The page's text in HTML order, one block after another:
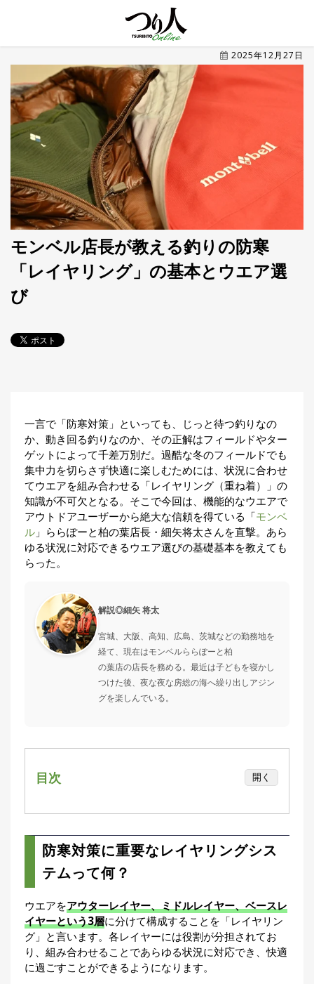
2025年12月27日
モンベル店長が教える釣りの防寒
「レイヤリング」の基本とウエア選
び
一言で「防寒対策」といっても、じっと待つ釣りなの
か、動き回る釣りなのか、その正解はフィールドやター
ゲットによって千差万別だ。過酷な冬のフィールドでも
集中力を切らさず快適に楽しむためには、状況に合わせ
てウエアを組み合わせる「レイヤリング（重ね着）」の
知識が不可欠となる。そこで今回は、機能的なウエアで
アウトドアユーザーから絶大な信頼を得ている「モンベ
ル 」ららぽーと柏の葉店長・細矢将太さんを直撃。あら
ゆる状況に対応できるウエア選びの基礎基本を教えても
らった。
解説◎細矢 将太
宮城、大阪、高知、広島、茨城などの勤務地を
経て、現在はモンベルららぽーと柏
の葉店の店長を務める。最近は子どもを寝かし
つけた後、夜な夜な房総の海へ繰り出しアジン
グを楽しんでいる。
目次 開く
着込めばいいわけではない
保温性能を支える素材に注目
【ベースレイヤー】
【ミドルレイヤー】
運動量で決める！ 冬のおすすめレイヤリング
例
運動量：少（堤防でのアジングなど）
運動量：中（オカッパリシーバスなど）
防寒対策に重要なレイヤリングシス
テムって何？
ウエアをアウターレイヤー、ミドルレイヤー、ベースレ
イヤーという3層に分けて構成することを「レイヤリン
グ」と言います。各レイヤーには役割が分担されてお
り、組み合わせることであらゆる状況に対応でき、快適
に過ごすことができるようになります。
ド・
最新
UP
新
着
記
No.1
ラ
ン
キ
ン
グ
釣具
探
す・
ら
探
す
›
全
国
お
す
す
め
釣
›
編
集
具
Basser （バ
ス釣り）
海道）
月
刊
つ